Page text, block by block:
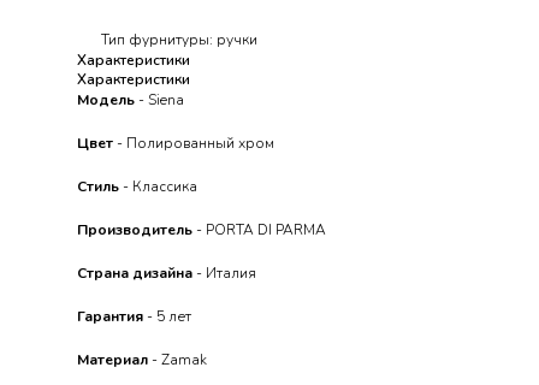
Тип фурнитуры: ручки
Характеристики
Характеристики
Модель - Siena
Цвет - Полированный хром
Стиль - Классика
Производитель - PORTA DI PARMA
Страна дизайна - Италия
Гарантия - 5 лет
Материал - Zamak